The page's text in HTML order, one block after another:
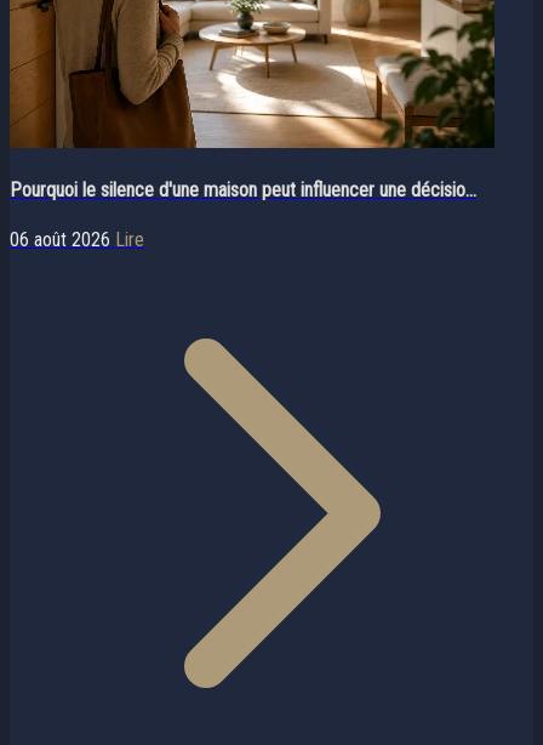
Pourquoi le silence d'une maison peut influencer une décisio...
06 août 2026 Lire